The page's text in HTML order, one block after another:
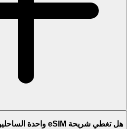
هل تغطي شريحة eSIM واحدة الساحلين معاً؟